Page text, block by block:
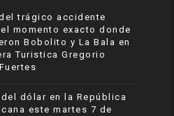
trágico accidente
momento exacto donde
Bobolito y La Bala en
Turistica Gregorio
dólar en la República
este martes 7 de